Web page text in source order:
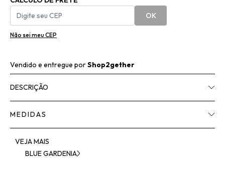
OK
Não sei meu CEP
Vendido e entregue porShop2gether
DESCRIÇÃO
MEDIDAS
VEJA MAIS
BLUE GARDENIA